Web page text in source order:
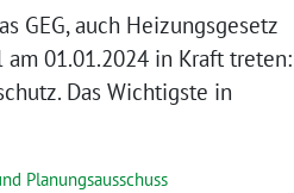
GEG, auch Heizungsgesetz
am 01.01.2024 in Kraft treten:
Das Wichtigste in
Planungsausschuss